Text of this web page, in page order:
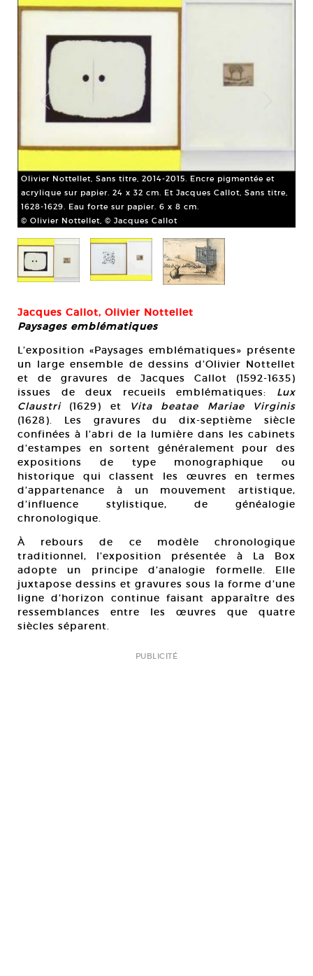
Olivier Nottellet, Sans titre, 2014-2015. Encre pigmentée et
acrylique sur papier. 24 x 32 cm. Et Jacques Callot, Sans titre,
1628-1629. Eau forte sur papier. 6 x 8 cm.
© Olivier Nottellet, © Jacques Callot
Jacques Callot, Olivier Nottellet
Paysages emblématiques
L’exposition «Paysages emblématiques» présente
un large ensemble de dessins d’Olivier Nottellet
et de gravures de Jacques Callot (1592-1635)
issues de deux recueils emblématiques: Lux
Claustri (1629) et
Vita beatae Mariae Virginis
(1628). Les gravures du dix-septième siècle
confinées à l’abri de la lumière dans les cabinets
d’estampes en sortent généralement pour des
expositions de type monographique ou
historique qui classent les œuvres en termes
d’appartenance à un mouvement artistique,
d’influence stylistique, de généalogie
chronologique.
À rebours de ce modèle chronologique
traditionnel, l’exposition présentée à La Box
adopte un principe d’analogie formelle. Elle
juxtapose dessins et gravures sous la forme d’une
ligne d’horizon continue faisant apparaître des
ressemblances entre les œuvres que quatre
siècles séparent.
PUBLICITÉ